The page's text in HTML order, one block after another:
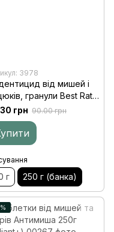
3978
від мишей і
гранули Best Rat
Супер, 250 г (банка)
грн 90.00 грн
г 250 г (банка)